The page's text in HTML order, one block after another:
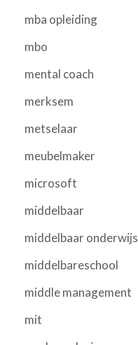
mba opleiding
mbo
mental coach
merksem
metselaar
meubelmaker
microsoft
middelbaar
middelbaar onderwijs
middelbareschool
middle management
mit